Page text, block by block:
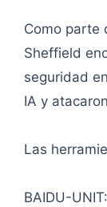
Como parte
Sheffield
seguridad
IA y
Las
BAIDU-